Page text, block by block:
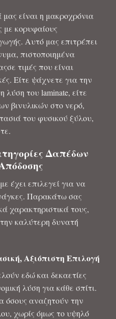
είναι η μακροχρόνια
με κορυφαίους
Αυτό μας επιτρέπει
πιστοποιημένα
τιμές που είναι
Είτε ψάχνετε για την
λύση του laminate, είτε
βινυλικών στο νερό,
του φυσικού ξύλου,
Δαπέδων
έχει επιλεγεί για να
Παρακάτω σας
χαρακτηριστικά τους,
καλύτερη δυνατή
Αξιόπιστη Επιλογή
εδώ και δεκαετίες
λύση για κάθε σπίτι.
όσους αναζητούν την
χωρίς όμως το υψηλό